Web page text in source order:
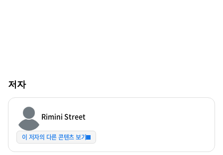
저자
Rimini Street
이 저자의 다른 콘텐츠 보기